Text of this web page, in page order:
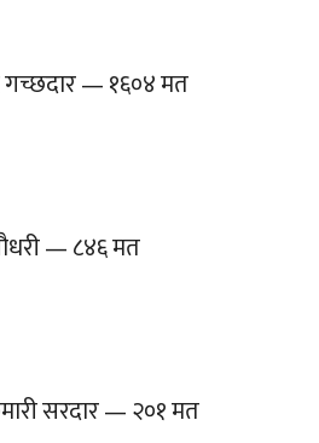
गच्छदार — १६०४ मत
— ८४६ मत
सरदार — २०१ मत